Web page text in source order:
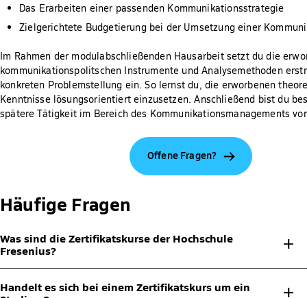
Das Erarbeiten einer passenden Kommunikationsstrategie
Zielgerichtete Budgetierung bei der Umsetzung einer
Im Rahmen der modulabschließenden Hausarbeit setzt du die
kommunikationspolitschen Instrumente und Analysemethoden
konkreten Problemstellung ein. So lernst du, die erworbenen
Kenntnisse lösungsorientiert einzusetzen. Anschließend bist du
spätere Tätigkeit im Bereich des Kommunikationsmanagements
Offene Fragen?
Häufige Fragen
Was sind die Zertifikatskurse der Hochschule
Fresenius?
Weiterbildungen ab 3 Stunden, die dir eine gezielte und
Handelt es sich bei einem Zertifikatskurs um ein